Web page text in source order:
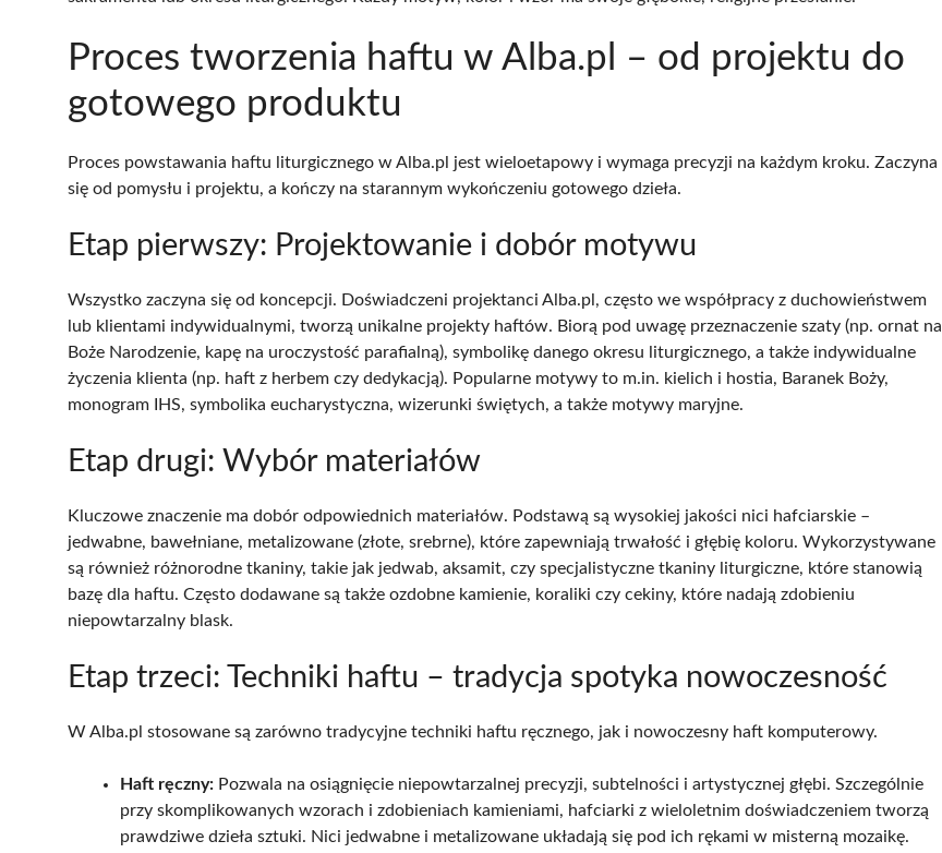
Proces tworzenia haftu w Alba.pl – od projektu do
gotowego produktu
Proces powstawania haftu liturgicznego w Alba.pl jest wieloetapowy i wymaga precyzji na każdym kroku. Zaczyna
się od pomysłu i projektu, a kończy na starannym wykończeniu gotowego dzieła.
Etap pierwszy: Projektowanie i dobór motywu
Wszystko zaczyna się od koncepcji. Doświadczeni projektanci Alba.pl, często we współpracy z duchowieństwem
lub klientami indywidualnymi, tworzą unikalne projekty haftów. Biorą pod uwagę przeznaczenie szaty (np. ornat na
Boże Narodzenie, kapę na uroczystość parafialną), symbolikę danego okresu liturgicznego, a także indywidualne
życzenia klienta (np. haft z herbem czy dedykacją). Popularne motywy to m.in. kielich i hostia, Baranek Boży,
monogram IHS, symbolika eucharystyczna, wizerunki świętych, a także motywy maryjne.
Etap drugi: Wybór materiałów
Kluczowe znaczenie ma dobór odpowiednich materiałów. Podstawą są wysokiej jakości nici hafciarskie –
jedwabne, bawełniane, metalizowane (złote, srebrne), które zapewniają trwałość i głębię koloru. Wykorzystywane
są również różnorodne tkaniny, takie jak jedwab, aksamit, czy specjalistyczne tkaniny liturgiczne, które stanowią
bazę dla haftu. Często dodawane są także ozdobne kamienie, koraliki czy cekiny, które nadają zdobieniu
niepowtarzalny blask.
Etap trzeci: Techniki haftu – tradycja spotyka nowoczesność
W Alba.pl stosowane są zarówno tradycyjne techniki haftu ręcznego, jak i nowoczesny haft komputerowy.
Haft ręczny: Pozwala na osiągnięcie niepowtarzalnej precyzji, subtelności i artystycznej głębi. Szczególnie
przy skomplikowanych wzorach i zdobieniach kamieniami, hafciarki z wieloletnim doświadczeniem tworzą
prawdziwe dzieła sztuki. Nici jedwabne i metalizowane układają się pod ich rękami w misterną mozaikę.